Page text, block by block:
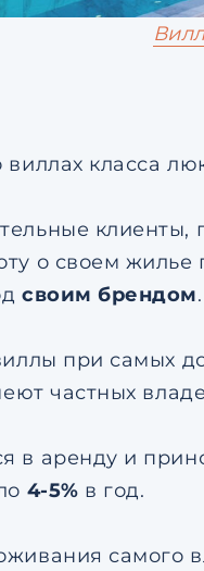
класса
клиенты,
о своем
своим брендом.
при самых
частных
в аренду и
4-5% в год.
самого